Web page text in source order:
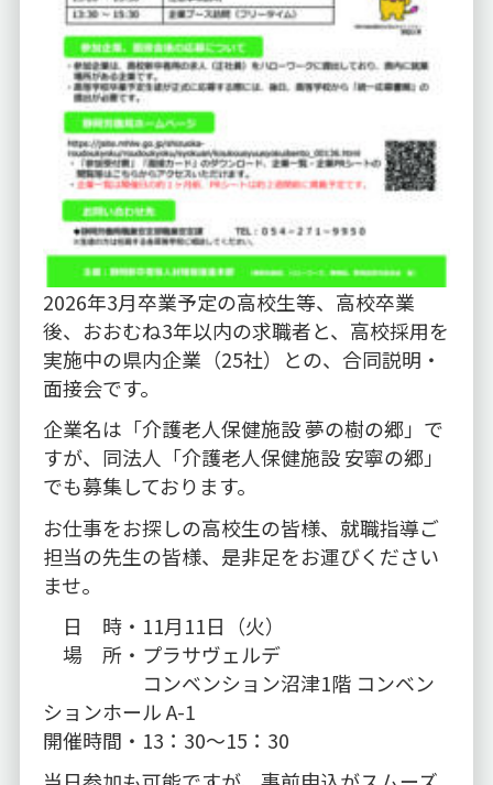
2026年3月卒業予定の高校生等、高校卒業
後、おおむね3年以内の求職者と、高校採用を
実施中の県内企業（25社）との、合同説明・
面接会です。
企業名は「介護老人保健施設 夢の樹の郷」で
すが、同法人「介護老人保健施設 安寧の郷」
でも募集しております。
お仕事をお探しの高校生の皆様、就職指導ご
担当の先生の皆様、是非足をお運びください
ませ。
日 時・11月11日（火）
場 所・プラサヴェルデ
コンベンション沼津1階 コンベン
ションホール A-1
開催時間・13：30～15：30